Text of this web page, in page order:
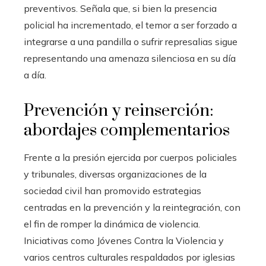
preventivos. Señala que, si bien la presencia
policial ha incrementado, el temor a ser forzado a
integrarse a una pandilla o sufrir represalias sigue
representando una amenaza silenciosa en su día
a día.
Prevención y reinserción:
abordajes complementarios
Frente a la presión ejercida por cuerpos policiales
y tribunales, diversas organizaciones de la
sociedad civil han promovido estrategias
centradas en la prevención y la reintegración, con
el fin de romper la dinámica de violencia.
Iniciativas como Jóvenes Contra la Violencia y
varios centros culturales respaldados por iglesias